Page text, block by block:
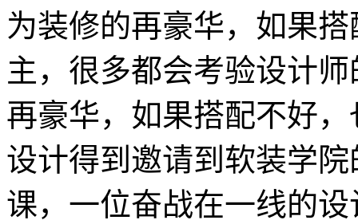
为装修的再豪华，如果
主，很多都会考验设计
再豪华，如果搭配不好
设计得到邀请到软装学
课，一位奋战在一线的